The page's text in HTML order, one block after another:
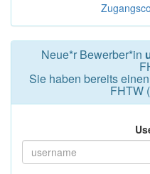
Neue*r Bewerber*in
Sie haben bereits
FHTW